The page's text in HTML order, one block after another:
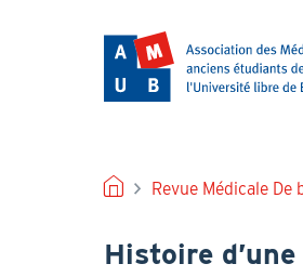
FIL
D'ARIANE
Revue Médicale De
Histoire